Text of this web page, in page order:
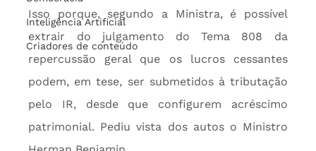
Inteligência Artificial
Criadores de conteúdo
Isso porque, segundo a Ministra, é possível
extrair do julgamento do Tema 808 da
repercussão geral que os lucros cessantes
podem, em tese, ser submetidos à tributação
pelo IR, desde que configurem acréscimo
patrimonial. Pediu vista dos autos o Ministro